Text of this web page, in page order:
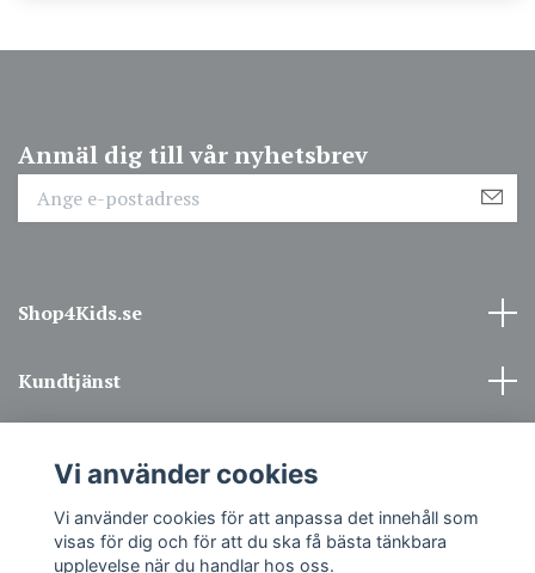
Anmäl dig till vår nyhetsbrev
Shop4Kids.se
Kundtjänst
Sociala medier
Vi använder cookies
Vi använder cookies för att anpassa det innehåll som
visas för dig och för att du ska få bästa tänkbara
upplevelse när du handlar hos oss.